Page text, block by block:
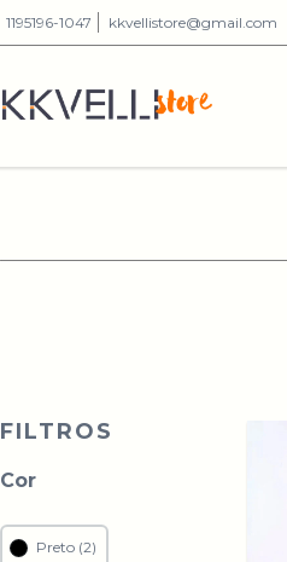
1195196-1047 kkvellistore@gmail.com
FILTROS
Cor
Preto (2)